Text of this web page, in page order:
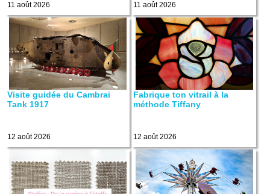
11 août 2026 11 août 2026
Visite guidée du Cambrai
Tank 1917
12 août 2026
Fabrique ton vitrail à la
méthode Tiffany
12 août 2026